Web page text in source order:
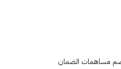
ألمانيا. يتم خصم مساهمات الضمان